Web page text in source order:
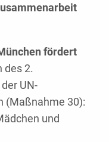
fördert
des 2.
UN-
(Maßnahme 30):
und